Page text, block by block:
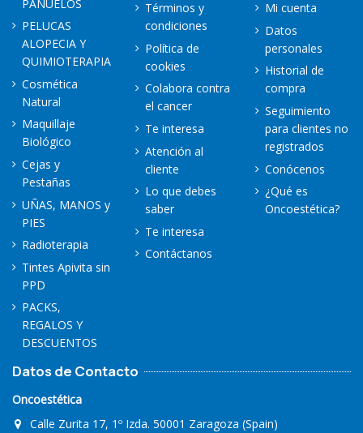
PAÑUELOS
PELUCAS
ALOPECIA Y
QUIMIOTERAPIA
Cosmética
Natural
Maquillaje
Biológico
Cejas y
Pestañas
UÑAS, MANOS y
PIES
Radioterapia
Tintes Apivita sin
PPD
PACKS,
REGALOS Y
DESCUENTOS
Términos y
condiciones
Política de
cookies
Colabora contra
el cancer
Te interesa
Atención al
cliente
Lo que debes
saber
Te interesa
Contáctanos
Mi cuenta
Datos
personales
Historial de
compra
Seguimiento
para clientes no
registrados
Conócenos
¿Qué es
Oncoestética?
Datos de Contacto
Oncoestética
Calle Zurita 17, 1º Izda. 50001 Zaragoza (Spain)